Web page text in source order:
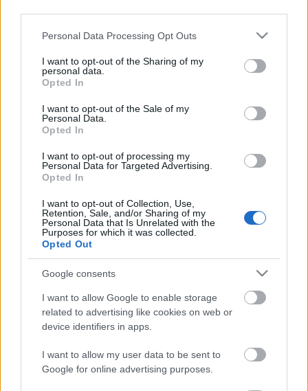
Please note that this website/app uses one or more Google
not limited to your visit or usage behaviour. You may click to
grant or deny consent to Google and its third-party tags to
use your data for below specified purposes in below Google
consent section.
Personal Data Processing Opt Outs
I want to opt-out of the Sharing of my
personal data.
Opted In
I want to opt-out of the Sale of my
Personal Data.
Opted In
I want to opt-out of processing my
Personal Data for Targeted Advertising.
Opted In
I want to opt-out of Collection, Use,
Retention, Sale, and/or Sharing of my
Personal Data that Is Unrelated with the
Purposes for which it was collected.
Opted Out
Google consents
I want to allow Google to enable storage
related to advertising like cookies on web or
device identifiers in apps.
I want to allow my user data to be sent to
Google for online advertising purposes.
rendező az Európai Színházi Uniót 1990-ben
A közgyűlés köszöntötte az UTE két új tagszínházát,
Elektrotyeatrt. A tagok képviselői bemutatták jövő
évi tervezett nemzetközi projektjeiket is, elsőként
Eszenyi Enikő számolt be a
vagyis A kanári, akit Kasszandrának hívtak
című
projektről. „A projekt a multimédia-eszközök
széleskörű lehetőségeinek felhasználásával az UTE
színházainak bevonásával, szoros
együttműködésével az élő színház
pillanatnyiságának megismételhetetlen varázsát
egyesíti” - áll a Vígszínház közleményében.
(Forrás: MTI, szinhaz.hu)
Címkék:Vígszínház